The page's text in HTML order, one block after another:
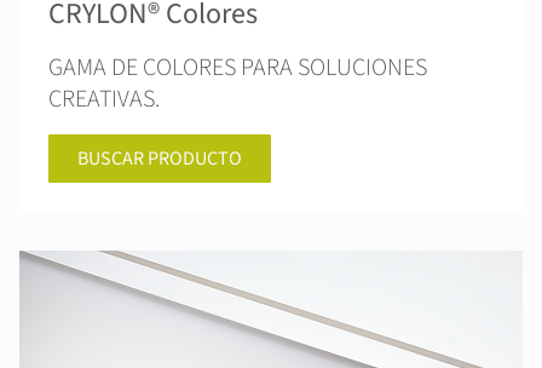
CRYLON® Colores
GAMA DE COLORES PARA SOLUCIONES
CREATIVAS.
BUSCAR PRODUCTO